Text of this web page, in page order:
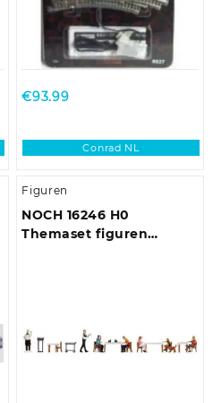
€93.99
Conrad NL
Figuren
NOCH 16246 H0
Themaset figuren